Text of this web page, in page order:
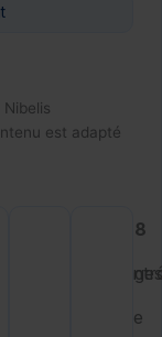
est adapté
NB8
paie